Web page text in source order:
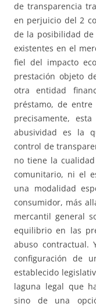
de transparencia
en perjuicio del 2
de la posibilidad
existentes en el
fiel del impacto
prestación objeto
otra entidad
préstamo, de entre
precisamente,
abusividad es la
control de
no tiene la
comunitario, ni el
una modalidad
consumidor, más
mercantil general
equilibrio en las
abuso contractual.
configuración de
establecido
laguna legal que
sino de una